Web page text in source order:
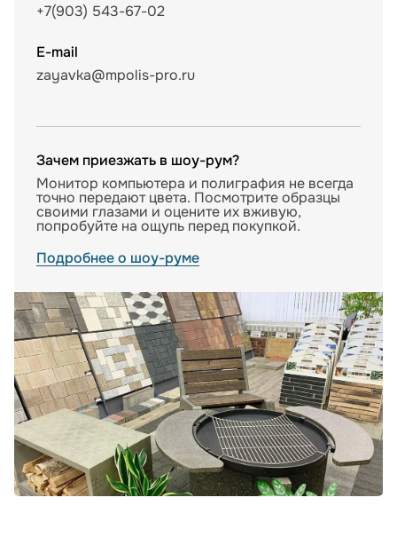
+7(903) 543-67-02
E-mail
zayavka@mpolis-pro.ru
Зачем приезжать в шоу-рум?
Монитор компьютера и полиграфия не всегда
точно передают цвета. Посмотрите образцы
своими глазами и оцените их вживую,
попробуйте на ощупь перед покупкой.
Подробнее о шоу-руме